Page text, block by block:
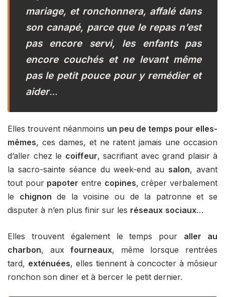
mariage, et ronchonnera, affalé dans
son canapé, parce que le repas n’est
pas encore servi, les enfants pas
encore couchés et ne levant même
pas le petit pouce pour y remédier et
aider…
Elles trouvent néanmoins un peu de temps pour elles-
mêmes, ces dames, et ne ratent jamais une occasion
d’aller chez le coiffeur, sacrifiant avec grand plaisir à
la sacro-sainte séance du week-end au salon, avant
tout pour papoter entre copines, crêper verbalement
le chignon de la voisine ou de la patronne et se
disputer à n’en plus finir sur les réseaux sociaux…
Elles trouvent également le temps pour aller au
charbon, auxfourneaux, même lorsque rentrées
tard, exténuées, elles tiennent à concocter à môsieur
ronchon son diner et à bercer le petit dernier.